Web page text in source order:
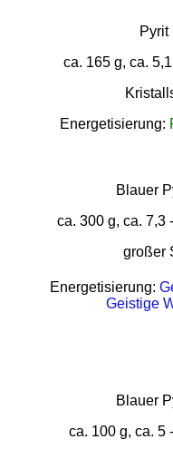
Pyrit
ca. 165 g, ca.
Energetisierung:
Blauer
ca. 300 g, ca. 7,3
großer
Energetisierung:
Geistige
Blauer
ca. 100 g, ca. 5